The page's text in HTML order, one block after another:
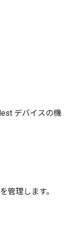
デバイスの機
管理します。